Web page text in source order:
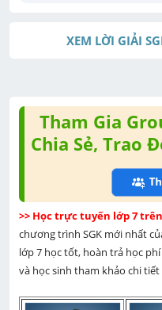
XEM LỜI GIẢI
Tham Gia
Chia Sẻ, Trao
>> Học trực tuyến lớp 7
chương trình SGK mới nhất
lớp 7 học tốt, hoàn trả học
và học sinh tham khảo chi